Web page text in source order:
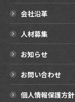
会社沿革
人材募集
お知らせ
お問い合わせ
個人情報保護方針